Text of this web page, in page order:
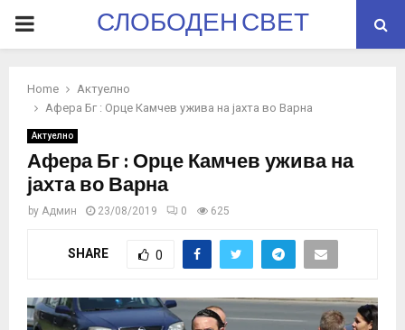
PRIMARYСЛОБОДЕН СВЕТ
Home
Актуелно
Афера Бг : Орце Камчев ужива на јахта во Варна
Актуелно
Афера Бг : Орце Камчев ужива на
јахта во Варна
by Админ 23/08/2019 0 625
SHARE 0